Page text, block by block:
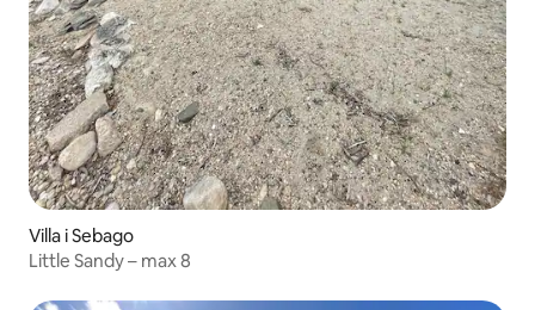
Villa i Sebago
Little Sandy – max 8